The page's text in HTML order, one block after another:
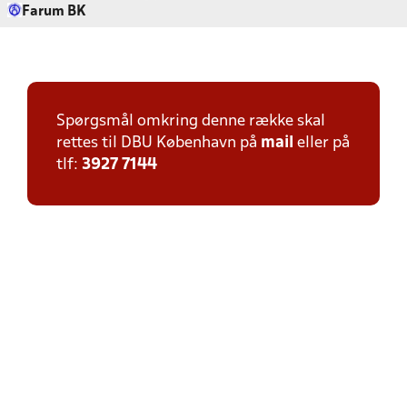
Farum BK
Spørgsmål omkring denne række skal
rettes til DBU København på mail eller på
tlf: 3927 7144